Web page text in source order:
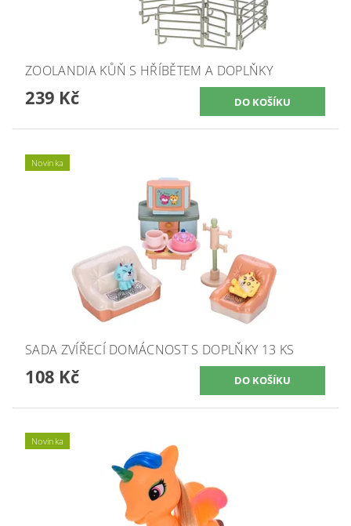
ZOOLANDIA KŮŇ S HŘÍBĚTEM A DOPLŇKY
239 Kč
Novinka
SADA ZVÍŘECÍ DOMÁCNOST S DOPLŇKY 13 KS
108 Kč
Novinka